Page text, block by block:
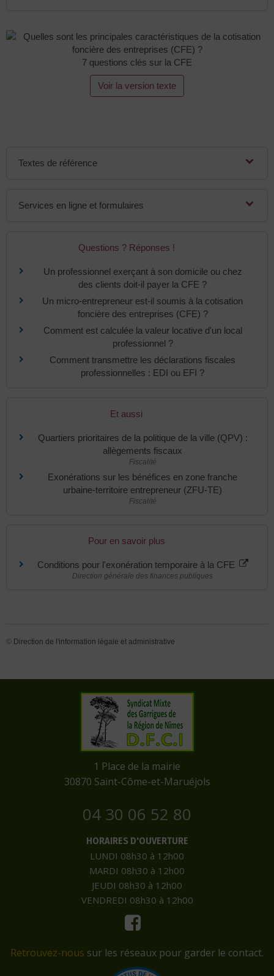
7 questions clés sur la CFE
Voir la version texte
Textes de référence
Services en ligne et formulaires
Questions ? Réponses !
Un professionnel exerçant à son domicile ou chez
des clients doit-il payer la CFE ?
Un micro-entrepreneur est-il soumis à la cotisation
foncière des entreprises (CFE) ?
Comment est calculée la valeur locative d'un local
professionnel ?
Comment transmettre les déclarations fiscales
professionnelles : EDI ou EFI ?
Et aussi
Quartiers prioritaires de la politique de la ville (QPV) :
allègements fiscaux
Fiscalité
Exonérations sur les bénéfices en zone franche
urbaine-territoire entrepreneur (ZFU-TE)
Fiscalité
Pour en savoir plus
Conditions pour l'exonération temporaire à la CFE
Direction générale des finances publiques
© Direction de l'information légale et administrative
​1 Place de la mairie
​30870 Saint-Côme-et-Maruéjols
04 30 06 52 80
HORAIRES D'OUVERTURE
LUNDI 08h30 à 12h00
MARDI 08h30 à 12h00
JEUDI 08h30 à 12h00
VENDREDI 08h30 à 12h00
Retrouvez-nous sur les réseaux pour garder le contact.